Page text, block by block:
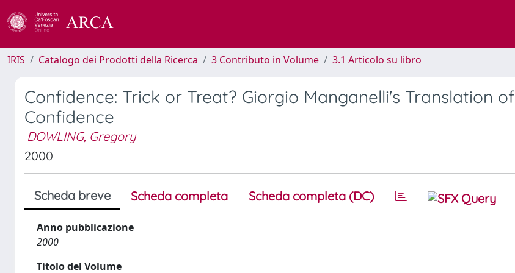
IRIS Catalogo dei Prodotti della Ricerca 3 Contributo in Volume 3.1 Articolo su libro
Confidence: Trick or Treat? Giorgio Manganelli's Translation of
Confidence
DOWLING, Gregory
2000
Scheda breve Scheda completa Scheda completa (DC)
Anno pubblicazione
2000
Titolo del Volume